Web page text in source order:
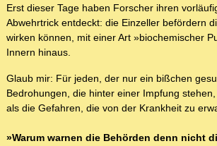
Erst dieser Tage haben Forscher ihren
Abwehrtrick entdeckt: die Einzeller befördern
wirken können, mit einer Art »biochemischer
Innern hinaus.
Glaub mir: Für jeden, der nur ein bißchen
Bedrohungen, die hinter einer Impfung
als die Gefahren, die von der Krankheit zu
»Warum warnen die Behörden denn nicht